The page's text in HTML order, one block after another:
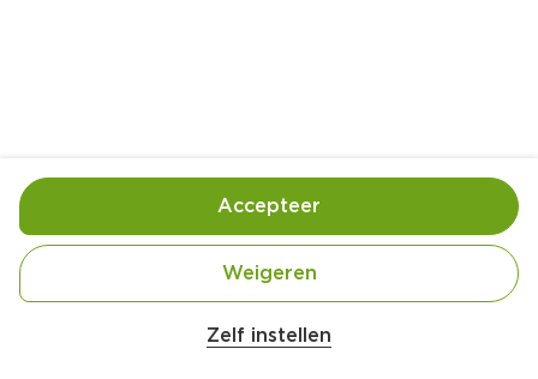
Handige informatie over dit product
Beter Leven 1 Ster
Zelf instellen
Weigeren
Accepteer